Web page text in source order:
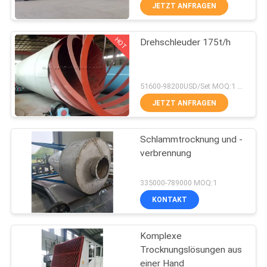
TRETEN
SIE
MIT
UNS
IN
VERBINDUNG
NACHRICHTEN
FÄLLE
SITEMAP
Metallurgie-
Verarbeitungslinie
Reibende Ball-Mühle
JETZT ANFRAGEN
HOT Drehschleuder 175t/h
JETZT ANFRAGEN
Schlammtrocknung und -
verbrennung
335000-789000 MOQ:1
KONTAKT
Komplexe
Trocknungslösungen aus
einer Hand